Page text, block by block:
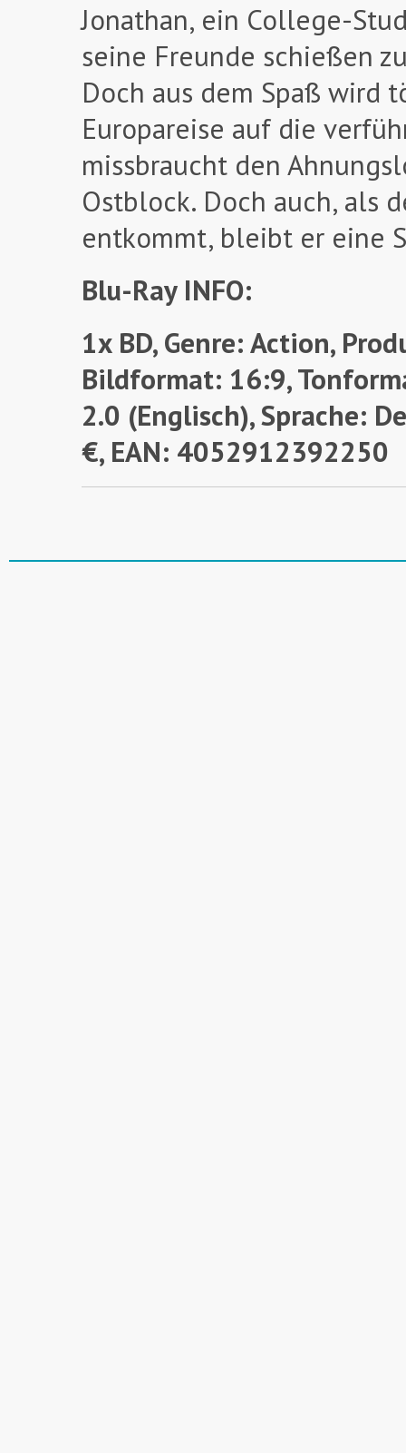
Jonathan, ein College-
seine Freunde schießen
Doch aus dem Spaß wird
Europareise auf die
missbraucht den
Ostblock. Doch auch, als
entkommt, bleibt er eine
Blu-Ray INFO:
1x BD, Genre: Action,
Bildformat: 16:9,
2.0 (Englisch), Sprache:
€, EAN: 4052912392250